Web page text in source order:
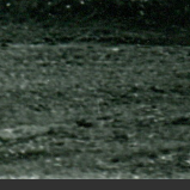
4. Келейный корпус;
5. Монастырь. Фото
6. Монастырь. Фото
7. Монастырь. Фото
8. Окна Успенского
9. Схематический
10. Собор